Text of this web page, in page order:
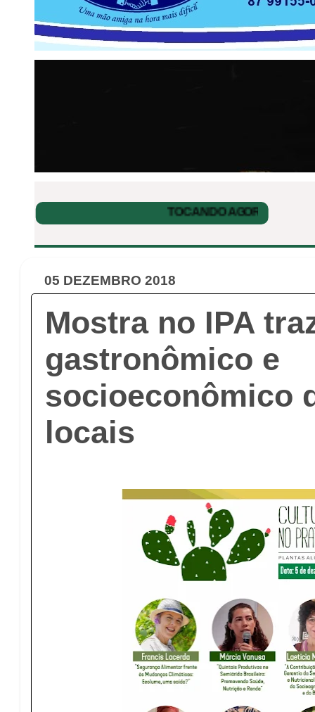
05 DEZEMBRO 2018
Mostra no IPA
gastronômico e
socioeconômico
locais